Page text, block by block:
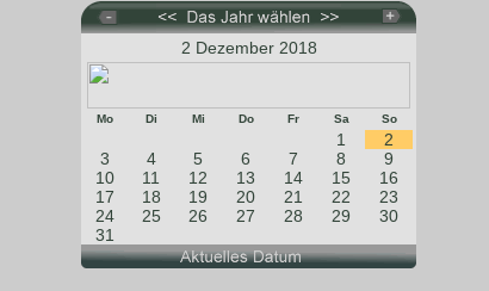
2 Dezember 2018
Mo Di Mi Do Fr Sa So
1
2
3
4 5 6 7 8
9
10
11 12 13 14 15
16
17
18 19 20 21 22
23
24
25 26 27 28 29
30
31